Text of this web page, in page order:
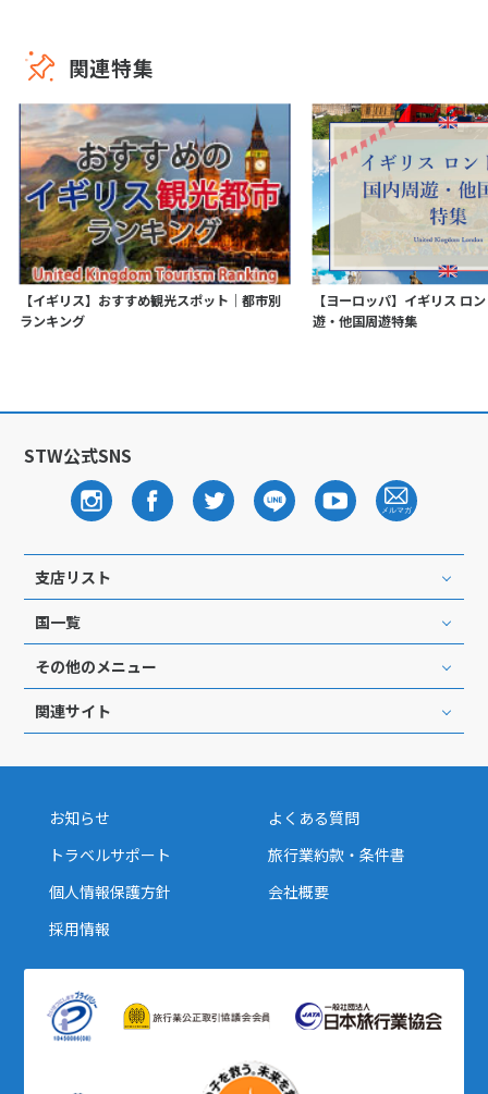
関連特集
【イギリス】おすすめ観光スポット｜都市別
ランキング
【ヨーロッパ】イギリス ロ
遊・他国周遊特集
STW公式SNS
支店リスト
国一覧
その他のメニュー
関連サイト
お知らせ
よくある質問
トラベルサポート
旅行業約款・条件書
個人情報保護方針
会社概要
採用情報